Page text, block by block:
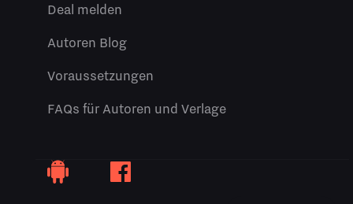
Deal melden
Autoren Blog
Voraussetzungen
FAQs für Autoren und Verlage